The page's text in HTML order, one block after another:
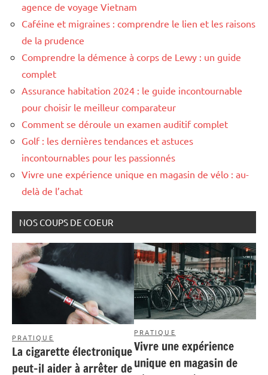
agence de voyage Vietnam
Caféine et migraines : comprendre le lien et les raisons
de la prudence
Comprendre la démence à corps de Lewy : un guide
complet
Assurance habitation 2024 : le guide incontournable
pour choisir le meilleur comparateur
Comment se déroule un examen auditif complet
Golf : les dernières tendances et astuces
incontournables pour les passionnés
Vivre une expérience unique en magasin de vélo : au-
delà de l’achat
NOS COUPS DE COEUR
PRATIQUE
La cigarette électronique
peut-il aider à arrêter de
PRATIQUE
Vivre une expérience
unique en magasin de